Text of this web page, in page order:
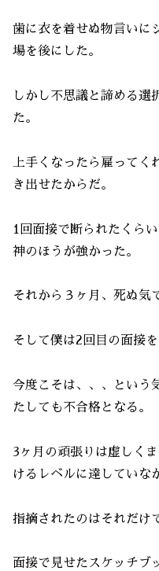
歯に衣を着せぬ物言いに
場を後にした。
しかし不思議と諦める選
た。
上手くなったら雇ってく
き出せたからだ。
1回面接で断られたくら
神のほうが強かった。
それから３ヶ月、死ぬ気
そして僕は2回目の面接を
今度こそは、、、という
たしても不合格となる。
3ヶ月の頑張りは虚しく
けるレベルに達していな
指摘されたのはそれだけ
面接で見せたスケッチブ